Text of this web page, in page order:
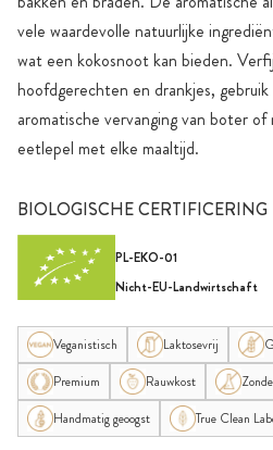
vele waardevolle natuurlijke
wat een kokosnoot kan bieden.
hoofdgerechten en drankjes,
aromatische vervanging van boter
eetlepel met elke maaltijd.
BIOLOGISCHE CERTIFICERING
PL-EKO-01
Nicht-EU-Landwirtschaft
Veganistisch Laktosevrij
Premium
Rauwkost
Handmatig geoogst
True Clean